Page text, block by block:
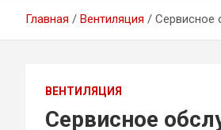
Главная Вентиляция Сервисное
ВЕНТИЛЯЦИЯ
Сервисное